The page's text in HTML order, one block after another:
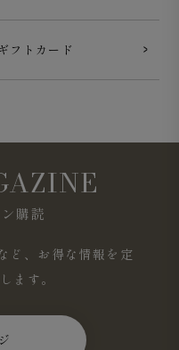
ギフトカード
購読
ど、お得な情報を定
ます。